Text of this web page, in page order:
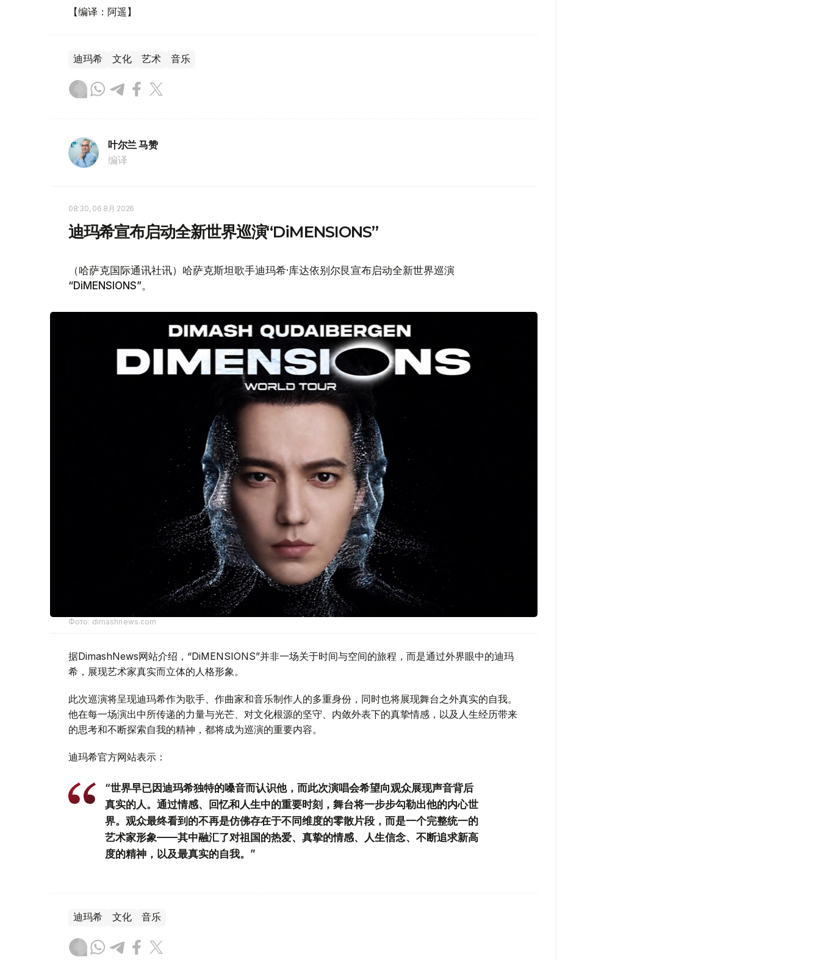
【编译：阿遥】
迪玛希 文化 艺术 音乐
叶尔兰 马赞
编译
08:30, 06 8月 2026
迪玛希宣布启动全新世界巡演“DiMENSIONS”
（哈萨克国际通讯社讯）哈萨克斯坦歌手迪玛希·库达依别尔艮宣布启动全新世界巡演
“DiMENSIONS”。
Фото: dimashnews.com
据DimashNews网站介绍，“DiMENSIONS”并非一场关于时间与空间的旅程，而是通过外界眼中的迪玛
希，展现艺术家真实而立体的人格形象。
此次巡演将呈现迪玛希作为歌手、作曲家和音乐制作人的多重身份，同时也将展现舞台之外真实的自我。
他在每一场演出中所传递的力量与光芒、对文化根源的坚守、内敛外表下的真挚情感，以及人生经历带来
的思考和不断探索自我的精神，都将成为巡演的重要内容。
迪玛希官方网站表示：
“世界早已因迪玛希独特的嗓音而认识他，而此次演唱会希望向观众展现声音背后
真实的人。通过情感、回忆和人生中的重要时刻，舞台将一步步勾勒出他的内心世
界。观众最终看到的不再是仿佛存在于不同维度的零散片段，而是一个完整统一的
艺术家形象——其中融汇了对祖国的热爱、真挚的情感、人生信念、不断追求新高
度的精神，以及最真实的自我。”
迪玛希 文化 音乐